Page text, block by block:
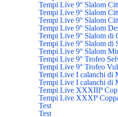
Tempi Live 9° Slalom
Tempi Live 9° Slalom
Tempi Live 9° Slalom
Tempi Live 9° Slalom
Tempi Live 9° Slalom di
Tempi Live 9° Slalom di
Tempi Live 9° Slalom
Tempi Live 9° Trofeo
Tempi Live 9° Trofeo
Tempi Live I calanchi di
Tempi Live I calanchi di
Tempi Live XXXIIIª
Tempi Live XXXIª
Test
Test